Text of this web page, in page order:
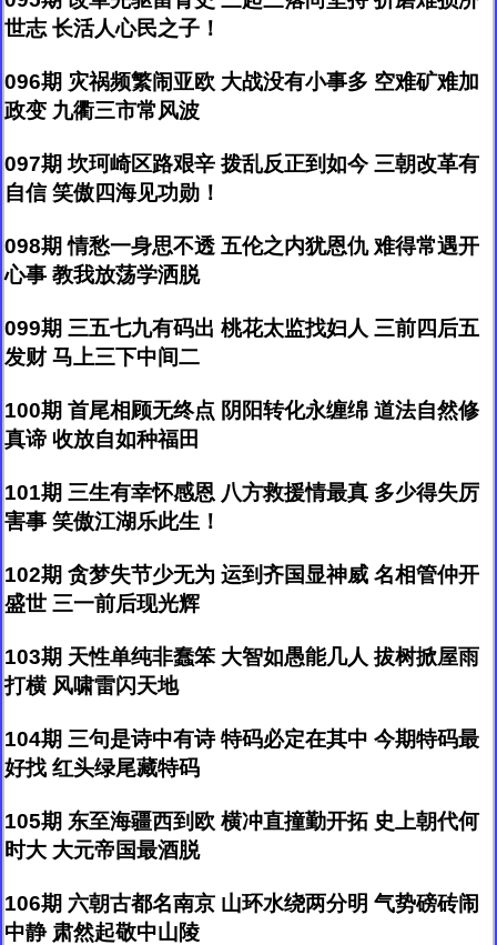
世志 长活人心民之子！
096期 灾祸频繁闹亚欧 大战没有小事多 空难矿难加
政变 九衢三市常风波
097期 坎珂崎区路艰辛 拨乱反正到如今 三朝改革有
自信 笑傲四海见功勋！
098期 情愁一身思不透 五伦之内犹恩仇 难得常遇开
心事 教我放荡学洒脱
099期 三五七九有码出 桃花太监找妇人 三前四后五
发财 马上三下中间二
100期 首尾相顾无终点 阴阳转化永缠绵 道法自然修
真谛 收放自如种福田
101期 三生有幸怀感恩 八方救援情最真 多少得失厉
害事 笑傲江湖乐此生！
102期 贪梦失节少无为 运到齐国显神威 名相管仲开
盛世 三一前后现光辉
103期 天性单纯非蠢笨 大智如愚能几人 拔树掀屋雨
打横 风啸雷闪天地
104期 三句是诗中有诗 特码必定在其中 今期特码最
好找 红头绿尾藏特码
105期 东至海疆西到欧 横冲直撞勤开拓 史上朝代何
时大 大元帝国最酒脱
106期 六朝古都名南京 山环水绕两分明 气势磅砖闹
中静 肃然起敬中山陵